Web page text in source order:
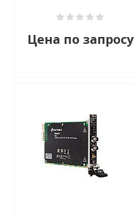
Цена по запросу